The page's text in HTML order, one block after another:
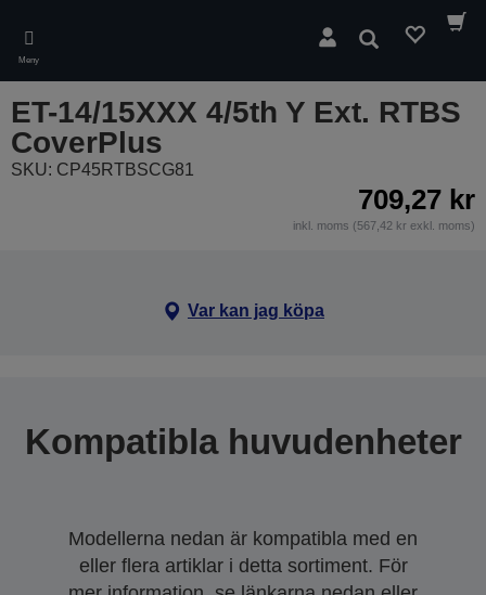
main
content
Meny
Sök
ET-14/15XXX 4/5th Y Ext. RTBS
CoverPlus
SKU: CP45RTBSCG81
709,27 kr
inkl. moms (567,42 kr exkl. moms)
Var kan jag köpa
Kompatibla huvudenheter
Modellerna nedan är kompatibla med en
eller flera artiklar i detta sortiment. För